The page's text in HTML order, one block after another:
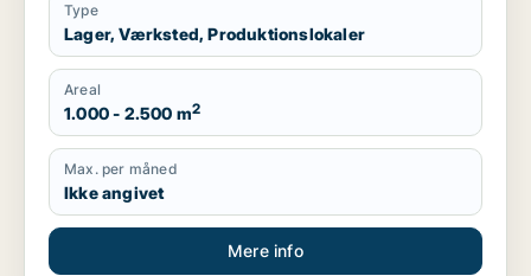
Type
Lager, Værksted, Produktionslokaler
Areal
1.000 - 2.500 m2
Max. per måned
Ikke angivet
Mere info